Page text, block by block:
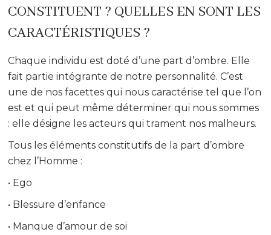
CONSTITUENT ? QUELLES EN SONT LES
CARACTÉRISTIQUES ?
Chaque individu est doté d’une part d’ombre. Elle
fait partie intégrante de notre personnalité. C’est
une de nos facettes qui nous caractérise tel que l’on
est et qui peut même déterminer qui nous sommes
: elle désigne les acteurs qui trament nos malheurs.
Tous les éléments constitutifs de la part d’ombre
chez l’Homme :
• Ego
• Blessure d’enfance
• Manque d’amour de soi